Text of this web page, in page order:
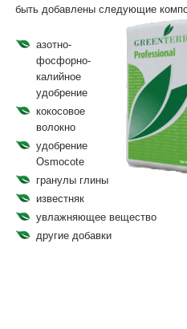
быть добавлены следующие
азотно-
фосфорно-
калийное
удобрение
кокосовое
волокно
удобрение
Osmocote
гранулы глины
известняк
увлажняющее вещество
другие добавки